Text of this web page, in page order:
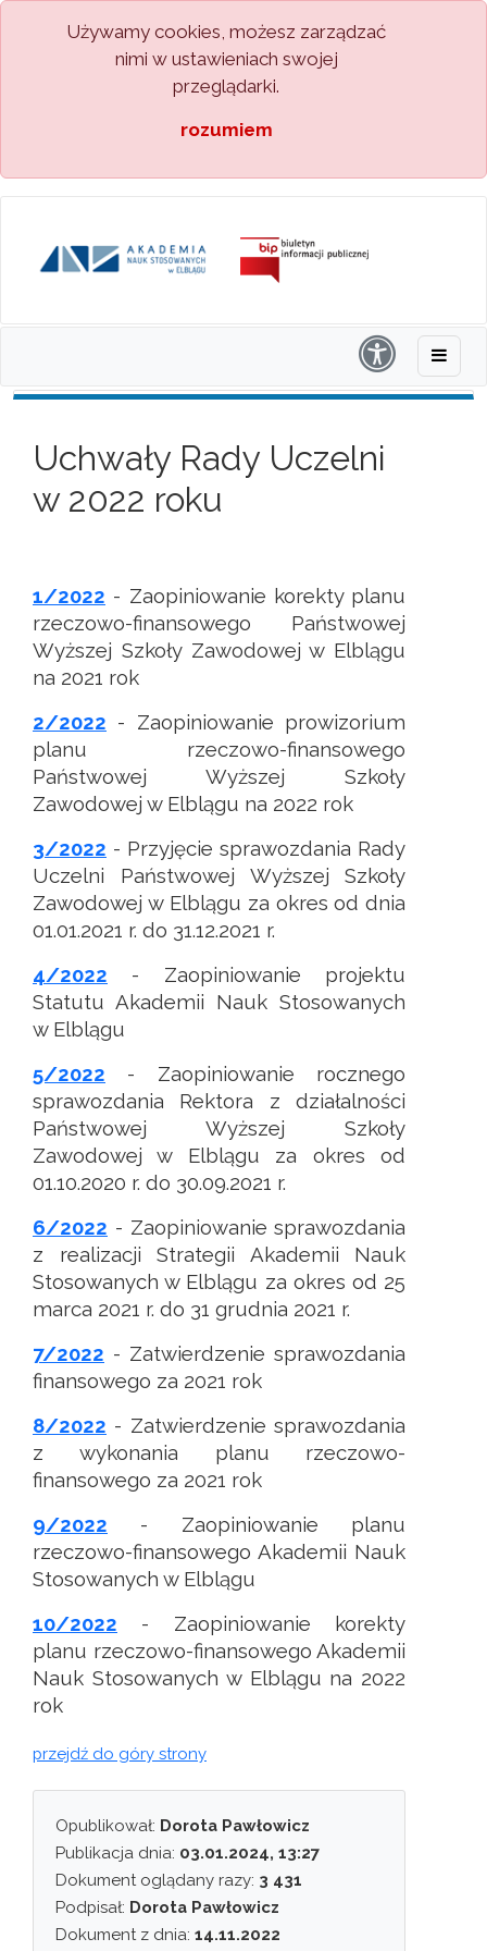
Używamy cookies, możesz zarządzać
nimi w ustawieniach swojej
przeglądarki.
rozumiem
Uchwały Rady Uczelni
w 2022 roku
1/2022 - Zaopiniowanie korekty planu
rzeczowo-finansowego Państwowej
Wyższej Szkoły Zawodowej w Elblągu
na 2021 rok
2/2022 - Zaopiniowanie prowizorium
planu rzeczowo-finansowego
Państwowej Wyższej Szkoły
Zawodowej w Elblągu na 2022 rok
3/2022 - Przyjęcie sprawozdania Rady
Uczelni Państwowej Wyższej Szkoły
Zawodowej w Elblągu za okres od dnia
01.01.2021 r. do 31.12.2021 r.
4/2022 - Zaopiniowanie projektu
Statutu Akademii Nauk Stosowanych
w Elblągu
5/2022 - Zaopiniowanie rocznego
sprawozdania Rektora z działalności
Państwowej Wyższej Szkoły
Zawodowej w Elblągu za okres od
01.10.2020 r. do 30.09.2021 r.
6/2022 - Zaopiniowanie sprawozdania
z realizacji Strategii Akademii Nauk
Stosowanych w Elblągu za okres od 25
marca 2021 r. do 31 grudnia 2021 r.
7/2022 - Zatwierdzenie sprawozdania
finansowego za 2021 rok
8/2022 - Zatwierdzenie sprawozdania
z wykonania planu rzeczowo-
finansowego za 2021 rok
9/2022 - Zaopiniowanie planu
rzeczowo-finansowego Akademii Nauk
Stosowanych w Elblągu
10/2022 - Zaopiniowanie korekty
planu rzeczowo-finansowego Akademii
Nauk Stosowanych w Elblągu na 2022
rok
przejdź do góry strony
Opublikował: Dorota Pawłowicz
Publikacja dnia: 03.01.2024, 13:27
Dokument oglądany razy: 3 431
Podpisał: Dorota Pawłowicz
Dokument z dnia: 14.11.2022